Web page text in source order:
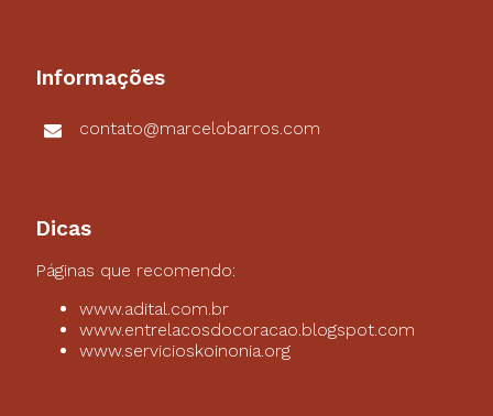
Informações
contato@marcelobarros.com
Dicas
Páginas que recomendo:
www.adital.com.br
www.entrelacosdocoracao.blogspot.com
www.servicioskoinonia.org